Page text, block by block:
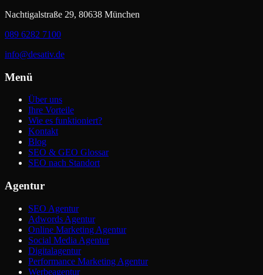
Nachtigalstraße 29, 80638 München
089 6282 7100
info@desativ.de
Menü
Über uns
Ihre Vorteile
Wie es funktioniert?
Kontakt
Blog
SEO & GEO Glossar
SEO nach Standort
Agentur
SEO Agentur
Adwords Agentur
Online Marketing Agentur
Social Media Agentur
Digitalagentur
Performance Marketing Agentur
Werbeagentur